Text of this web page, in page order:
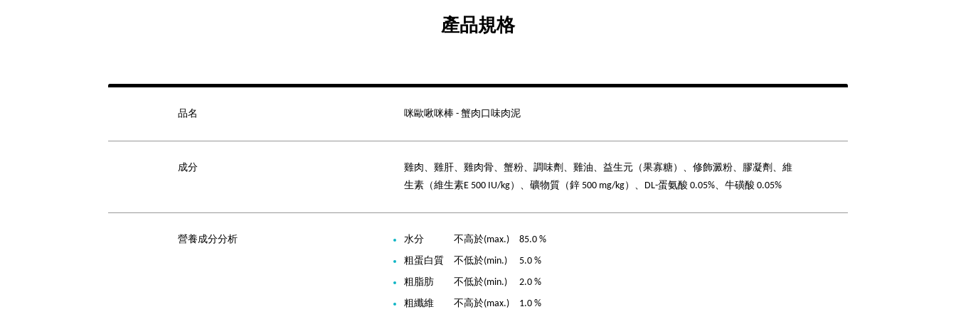
產品規格
品名 咪歐啾咪棒 - 蟹肉口味肉泥
成分
雞肉、雞肝、雞肉骨、蟹粉、調味劑、雞油、益生元（果寡糖）、修飾澱粉、膠凝劑、維
生素（維生素E 500 IU/kg）、礦物質（鋅 500 mg/kg）、DL-蛋氨酸 0.05%、牛磺酸 0.05%
營養成分分析
水分 不高於(max.) 85.0 %
粗蛋白質 不低於(min.) 5.0 %
粗脂肪 不低於(min.) 2.0 %
粗纖維 不高於(max.) 1.0 %